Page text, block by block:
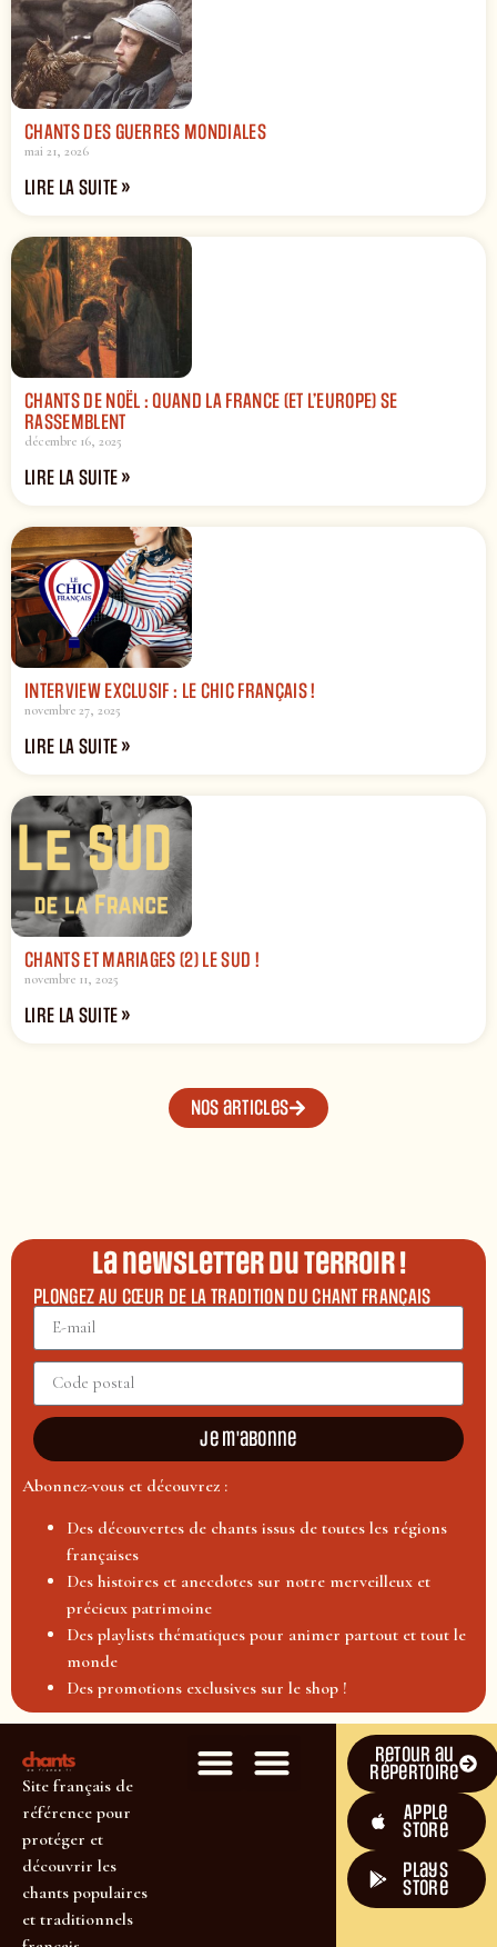
CHANTS DES GUERRES MONDIALES
mai 21, 2026
LIRE LA SUITE »
CHANTS DE NOËL : QUAND LA FRANCE (ET L’EUROPE) SE
RASSEMBLENT
décembre 16, 2025
LIRE LA SUITE »
INTERVIEW EXCLUSIF : LE CHIC FRANÇAIS !
novembre 27, 2025
LIRE LA SUITE »
CHANTS ET MARIAGES (2) LE SUD !
novembre 11, 2025
LIRE LA SUITE »
Nos articles
La newsletter du terroir !
PLONGEZ AU CŒUR DE LA TRADITION DU CHANT FRANÇAIS
Je m'abonne
Abonnez-vous et découvrez :
Des découvertes de chants issus de toutes les régions
françaises
Des histoires et anecdotes sur notre merveilleux et
précieux patrimoine
Des playlists thématiques pour animer partout et tout le
monde
Des promotions exclusives sur le shop !
Site français de
référence pour
protéger et
découvrir les
chants populaires
et traditionnels
Retour au
répertoire
Apple
Store
plays
store